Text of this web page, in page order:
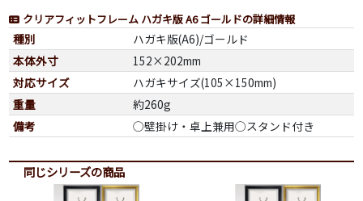
クリアフィットフレーム ハガキ版 A6 ゴールドの詳細情報
種別
ハガキ版(A6)/ゴールド
本体外寸
152×202mm
対応サイズ
ハガキサイズ(105×150mm)
重量
約260g
備考
◯壁掛け・卓上兼用◯スタンド付き
同じシリーズの商品